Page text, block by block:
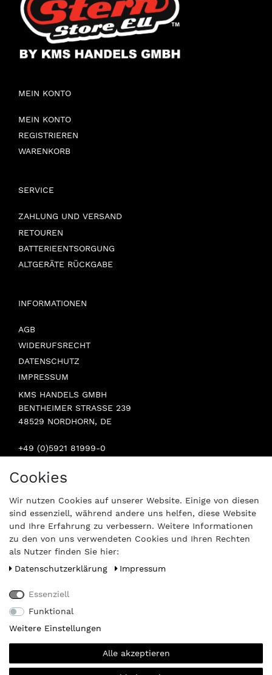
MEIN KONTO
MEIN KONTO
REGISTRIEREN
WARENKORB
SERVICE
ZAHLUNG UND VERSAND
RETOUREN
BATTERIEENTSORGUNG
ALTGERÄTE RÜCKGABE
INFORMATIONEN
AGB
WIDERUFSRECHT
DATENSCHUTZ
IMPRESSUM
KMS HANDELS GMBH
BENTHEIMER STRASSE 239
48529 NORDHORN, DE
+49 (0)5921 81999-0
BESUCHEN SIE UNS:
Cookies
Wir nutzen Cookies auf unserer Website. Einige von diesen
sind essenziell, während andere uns helfen, diese Website
und Ihre Erfahrung zu verbessern. Weitere Informationen
zu den von uns verwendeten Cookies und Ihren Rechten
als Nutzer finden Sie hier:
Daten­schutz­erklärung
Impressum
Essenziell
Funktional
Weitere Einstellungen
Alle akzeptieren